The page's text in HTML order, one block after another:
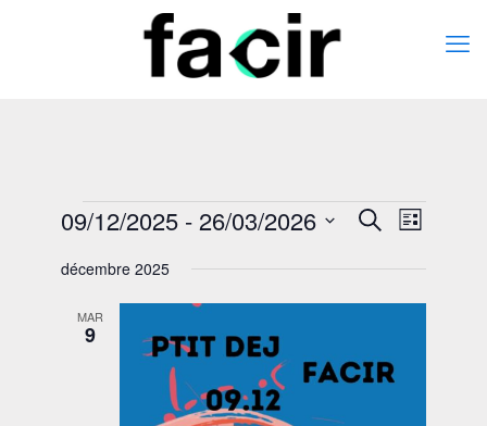
Évènements
Recherche
Recherche
vues
Liste
09/12/2025 - 26/03/2026
une
décembre 2025
MAR
9